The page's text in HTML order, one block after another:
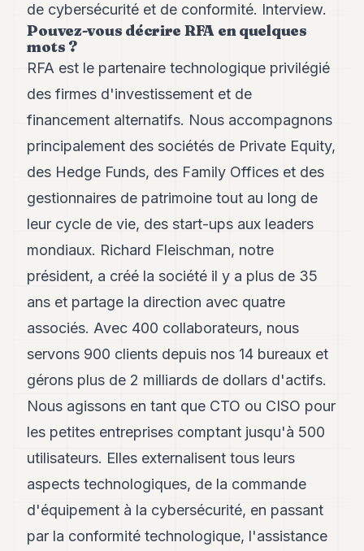
Andy
21
Andy
Andy
18
16
Andy
15
Andy
Andy
13
12
Andy
11
Andy
Andy
9
8
Andy
7
Andy
Andy
5
3
de cybersécurité et de conformité. Interview.
Pouvez-vous décrire RFA en quelques
mots ?
RFA est le partenaire technologique privilégié
des firmes d'investissement et de
financement alternatifs. Nous accompagnons
principalement des sociétés de Private Equity,
des Hedge Funds, des Family Offices et des
gestionnaires de patrimoine tout au long de
leur cycle de vie, des start-ups aux leaders
mondiaux. Richard Fleischman, notre
président, a créé la société il y a plus de 35
ans et partage la direction avec quatre
associés. Avec 400 collaborateurs, nous
servons 900 clients depuis nos 14 bureaux et
gérons plus de 2 milliards de dollars d'actifs.
Nous agissons en tant que CTO ou CISO pour
les petites entreprises comptant jusqu'à 500
utilisateurs. Elles externalisent tous leurs
aspects technologiques, de la commande
d'équipement à la cybersécurité, en passant
par la conformité technologique, l'assistance